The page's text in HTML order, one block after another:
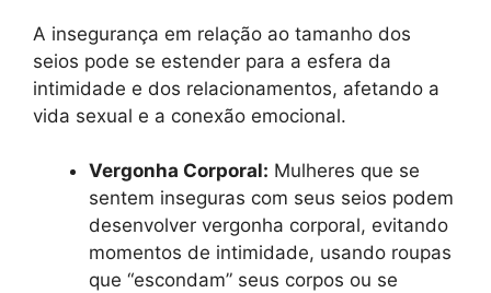
A insegurança em relação ao tamanho dos
seios pode se estender para a esfera da
intimidade e dos relacionamentos, afetando a
vida sexual e a conexão emocional.
Vergonha Corporal: Mulheres que se
sentem inseguras com seus seios podem
desenvolver vergonha corporal, evitando
momentos de intimidade, usando roupas
que “escondam” seus corpos ou se